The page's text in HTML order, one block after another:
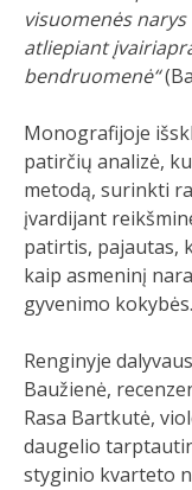
visuomenės
atliepiant
bendruomenė“
Monografijoje
patirčių analizė,
metodą, surinkti
įvardijant
patirtis, pajautas,
kaip asmeninį
gyvenimo kokybės.
Renginyje
Baužienė,
Rasa Bartkutė,
daugelio
styginio kvarteto